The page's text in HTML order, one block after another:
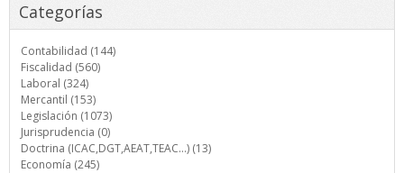
Categorías
Contabilidad (144)
Fiscalidad (560)
Laboral (324)
Mercantil (153)
Legislación (1073)
Jurisprudencia (0)
Doctrina (ICAC,DGT,AEAT,TEAC...) (13)
Economía (245)